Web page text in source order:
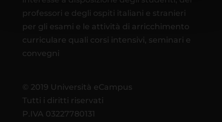
professori e degli ospiti italiani e stranieri
per gli esami e le attività di arricchimento
curriculare quali corsi intensivi, seminari e
convegni
© 2019 Università eCampus
Tutti i diritti riservati
P.IVA 03227780131